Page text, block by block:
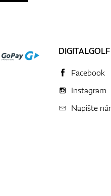
Facebook
Instagram
Napište